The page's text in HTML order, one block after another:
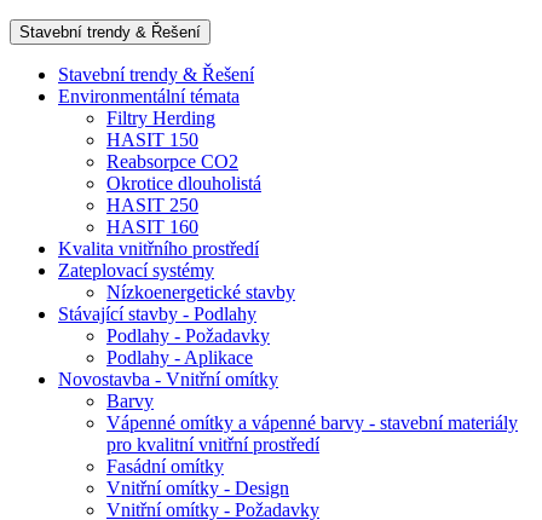
Stavební trendy & Řešení
Stavební trendy & Řešení
Environmentální témata
Filtry Herding
HASIT 150
Reabsorpce CO2
Okrotice dlouholistá
HASIT 250
HASIT 160
Kvalita vnitřního prostředí
Zateplovací systémy
Nízkoenergetické stavby
Stávající stavby - Podlahy
Podlahy - Požadavky
Podlahy - Aplikace
Novostavba - Vnitřní omítky
Barvy
Vápenné omítky a vápenné barvy - stavební materiály
pro kvalitní vnitřní prostředí
Fasádní omítky
Vnitřní omítky - Design
Vnitřní omítky - Požadavky